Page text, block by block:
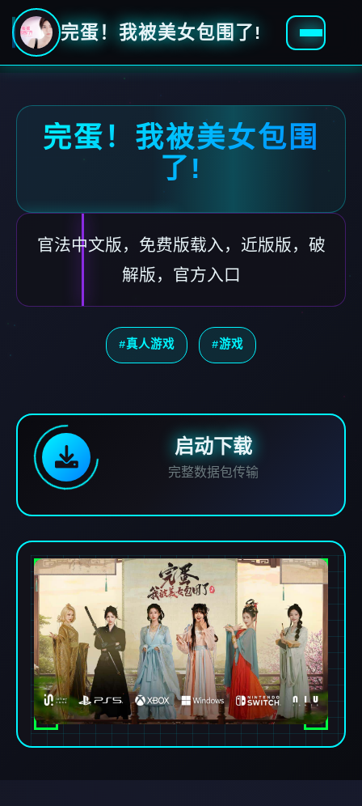
完蛋！我被美女包围了!
完蛋！我被美女包围
了!
官法中文版，免费版载入，近版版，破
解版，官方入口
#真人游戏 #游戏
启动下载
完整数据包传输